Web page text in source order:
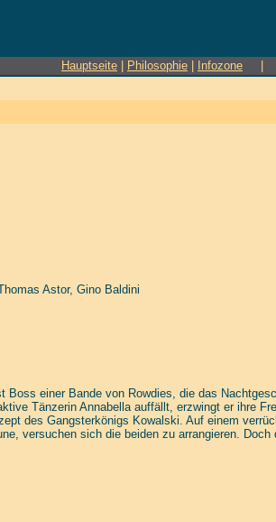
Hauptseite Philosophie Infozone
Astor, Gino Baldini
Boss einer Bande von Rowdies, die das
Tänzerin Annabella auffällt, erzwingt er ihre
des Gangsterkönigs Kowalski. Auf einem
versuchen sich die beiden zu arrangieren.